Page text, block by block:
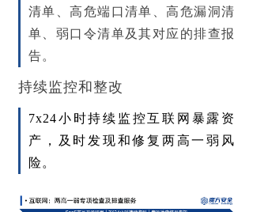
清单、高危端口清单、高危漏洞清
单、弱口令清单及其对应的排查报
告。
持续监控和整改
7x24小时持续监控互联网暴露资
产，及时发现和修复两高一弱风
险。